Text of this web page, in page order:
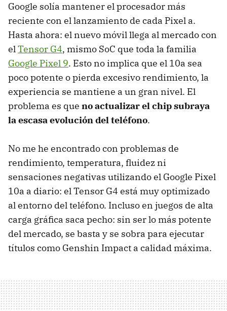
Google solía mantener el procesador más
reciente con el lanzamiento de cada Pixel a.
Hasta ahora: el nuevo móvil llega al mercado con
elTensor G4, mismo SoC que toda la familia
Google Pixel 9. Esto no implica que el 10a sea
poco potente o pierda excesivo rendimiento, la
experiencia se mantiene a un gran nivel. El
problema es que no actualizar el chip subraya
la escasa evolución del teléfono.
No me he encontrado con problemas de
rendimiento, temperatura, fluidez ni
sensaciones negativas utilizando el Google Pixel
10a a diario: el Tensor G4 está muy optimizado
al entorno del teléfono. Incluso en juegos de alta
carga gráfica saca pecho: sin ser lo más potente
del mercado, se basta y se sobra para ejecutar
títulos como Genshin Impact a calidad máxima.